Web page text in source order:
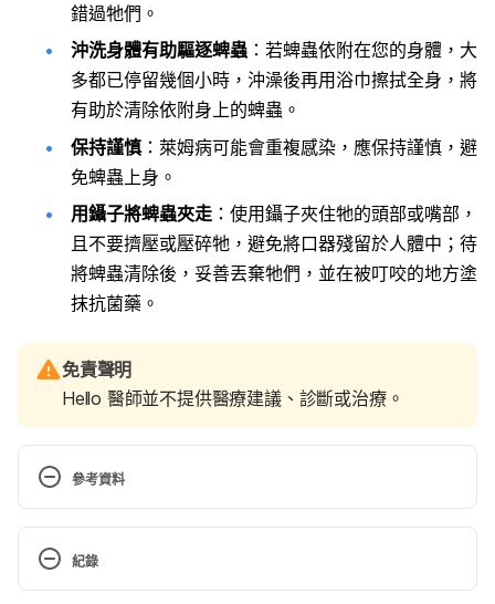
錯過牠們。
沖洗身體有助驅逐蜱蟲 ：若蜱蟲依附在您的身體，大
多都已停留幾個小時，沖澡後再用浴巾擦拭全身，將
有助於清除依附身上的蜱蟲。
保持謹慎：萊姆病可能會重複感染，應保持謹慎，避
免蜱蟲上身。
用鑷子將蜱蟲夾走 ：使用鑷子夾住牠的頭部或嘴部，
且不要擠壓或壓碎牠，避免將口器殘留於人體中；待
將蜱蟲清除後，妥善丟棄牠們，並在被叮咬的地方塗
抹抗菌藥。
免責聲明
Hello 醫師並不提供醫療建議、診斷或治療。
參考資料
Lyme disease. http://www.mayoclinic.org/diseases-
conditions/lyme-disease/basics/definition/con-
20019701
紀錄